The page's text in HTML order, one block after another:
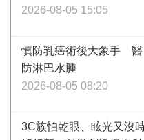
2026-08-05 15:05
慎防乳癌術後大象手 醫
防淋巴水腫
2026-08-05 08:20
3C族怕乾眼、眩光又沒